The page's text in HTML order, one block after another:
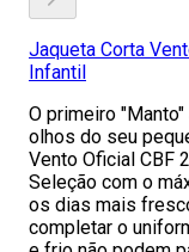
Jaqueta Corta
Infantil
O primeiro
olhos do seu
Vento Oficial CBF
Seleção com o
os dias mais
completar o